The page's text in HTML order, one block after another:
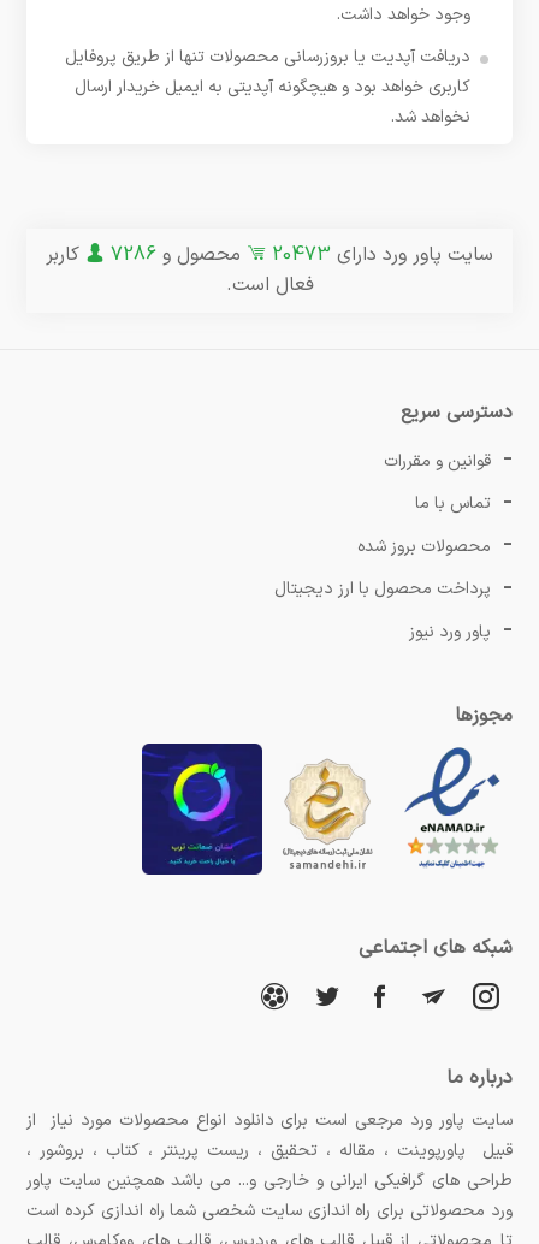
وجود خواهد داشت.
دریافت آپدیت یا بروزرسانی محصولات تنها از طریق پروفایل
کاربری خواهد بود و هیچگونه آپدیتی به ایمیل خریدار ارسال
نخواهد شد.
سایت پاور ورد دارای 20473 محصول و 7286
کاربر
فعال است.
دسترسی سریع
قوانین و مقررات
تماس با ما
محصولات بروز شده
پرداخت محصول با ارز دیجیتال
پاور ورد نیوز
مجوزها
شبکه های اجتماعی
درباره ما
سایت پاور ورد مرجعی است برای دانلود انواع محصولات مورد نیاز از
قبیل پاورپوینت ، مقاله ، تحقیق ، ریست پرینتر ، کتاب ، بروشور ،
طراحی های گرافیکی ایرانی و خارجی و... می باشد همچنین سایت پاور
ورد محصولاتی برای راه اندازی سایت شخصی شما راه اندازی کرده است